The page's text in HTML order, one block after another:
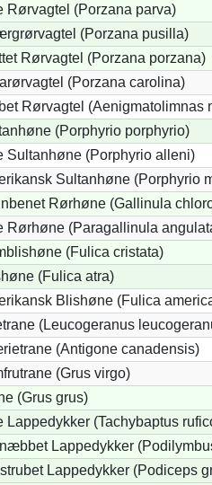
Rørvagtel (Porzana parva)
(Porzana pusilla)
Rørvagtel (Porzana porzana)
(Porzana carolina)
Rørvagtel (Aenigmatolimnas
(Porphyrio porphyrio)
Sultanhøne (Porphyrio alleni)
Sultanhøne (Porphyrio
Rørhøne (Gallinula
Rørhøne (Paragallinula
(Fulica cristata)
(Fulica atra)
Blishøne (Fulica
(Leucogeranus
(Antigone canadensis)
(Grus virgo)
(Grus grus)
Lappedykker (Tachybaptus
Lappedykker
Lappedykker (Podiceps